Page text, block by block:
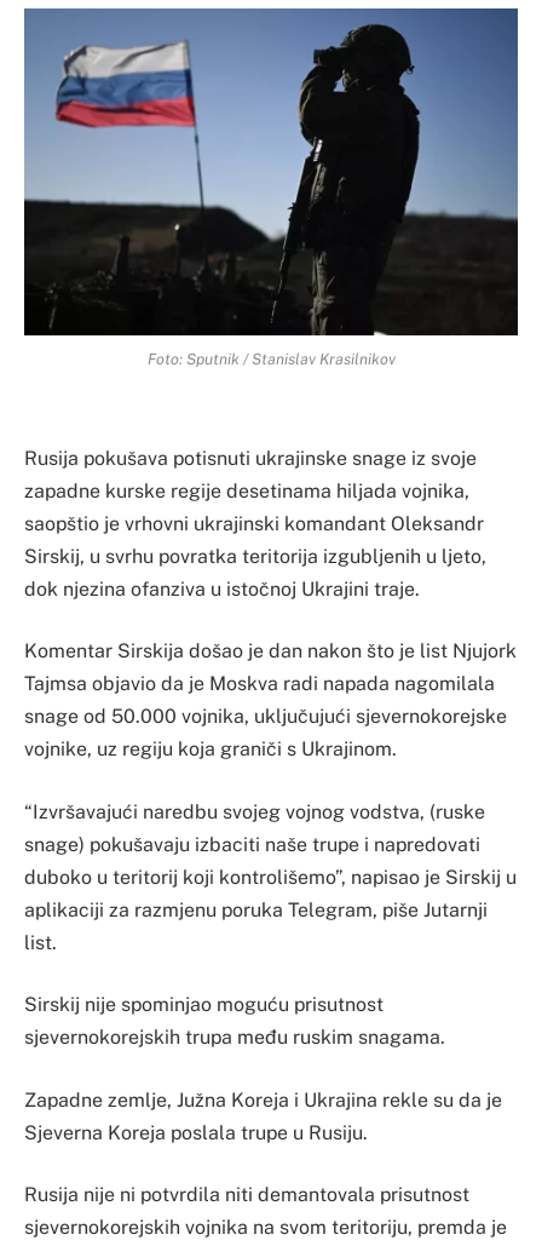
Foto: Sputnik / Stanislav Krasilnikov
Rusija pokušava potisnuti ukrajinske snage iz svoje
zapadne kurske regije desetinama hiljada vojnika,
saopštio je vrhovni ukrajinski komandant Oleksandr
Sirskij, u svrhu povratka teritorija izgubljenih u ljeto,
dok njezina ofanziva u istočnoj Ukrajini traje.
Komentar Sirskija došao je dan nakon što je list Njujork
Tajmsa objavio da je Moskva radi napada nagomilala
snage od 50.000 vojnika, uključujući sjevernokorejske
vojnike, uz regiju koja graniči s Ukrajinom.
“Izvršavajući naredbu svojeg vojnog vodstva, (ruske
snage) pokušavaju izbaciti naše trupe i napredovati
duboko u teritorij koji kontrolišemo”, napisao je Sirskij u
aplikaciji za razmjenu poruka Telegram, piše Jutarnji
list.
Sirskij nije spominjao moguću prisutnost
sjevernokorejskih trupa među ruskim snagama.
Zapadne zemlje, Južna Koreja i Ukrajina rekle su da je
Sjeverna Koreja poslala trupe u Rusiju.
Rusija nije ni potvrdila niti demantovala prisutnost
sjevernokorejskih vojnika na svom teritoriju, premda je